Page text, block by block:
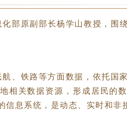
部原副部长杨学山教授，围
、铁路等方面数据，依托国
相关数据资源，形成居民的
息系统，是动态、实时和非